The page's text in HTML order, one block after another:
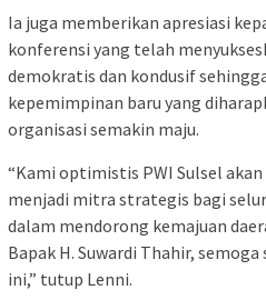
Ia juga memberikan apresiasi
konferensi yang telah
demokratis dan kondusif
kepemimpinan baru yang
organisasi semakin maju.
“Kami optimistis PWI Sulsel
menjadi mitra strategis bagi
dalam mendorong kemajuan
Bapak H. Suwardi Thahir,
ini,” tutup Lenni.